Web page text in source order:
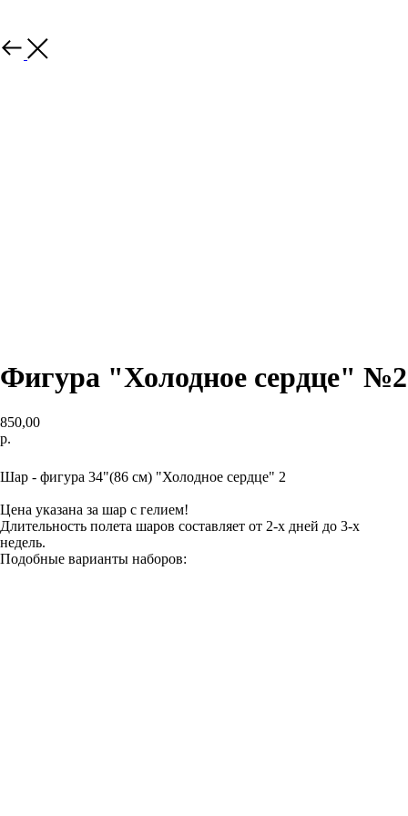
Назад
Фигура "Холодное сердце" №2
850,00
р.
Шар - фигура 34"(86 см) "Холодное сердце" 2
Цена указана за шар с гелием!
Длительность полета шаров составляет от 2-х дней до 3-х
недель.
Подобные варианты наборов: